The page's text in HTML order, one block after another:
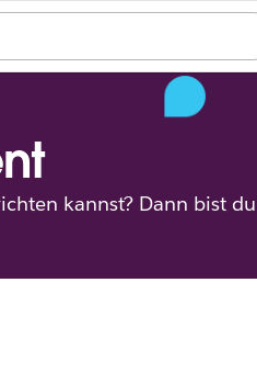
kannst? Dann bist